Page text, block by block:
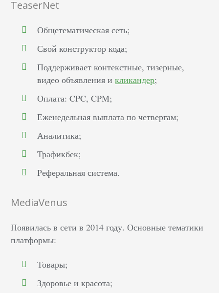
TeaserNet
Общетематическая сеть;
Свой конструктор кода;
Поддерживает контекстные, тизерные,
видео объявления икликандер;
Оплата: CPC, CPM;
Еженедельная выплата по четвергам;
Аналитика;
Трафикбек;
Реферальная система.
MediaVenus
Появилась в сети в 2014 году. Основные тематики
платформы:
Товары;
Здоровье и красота;